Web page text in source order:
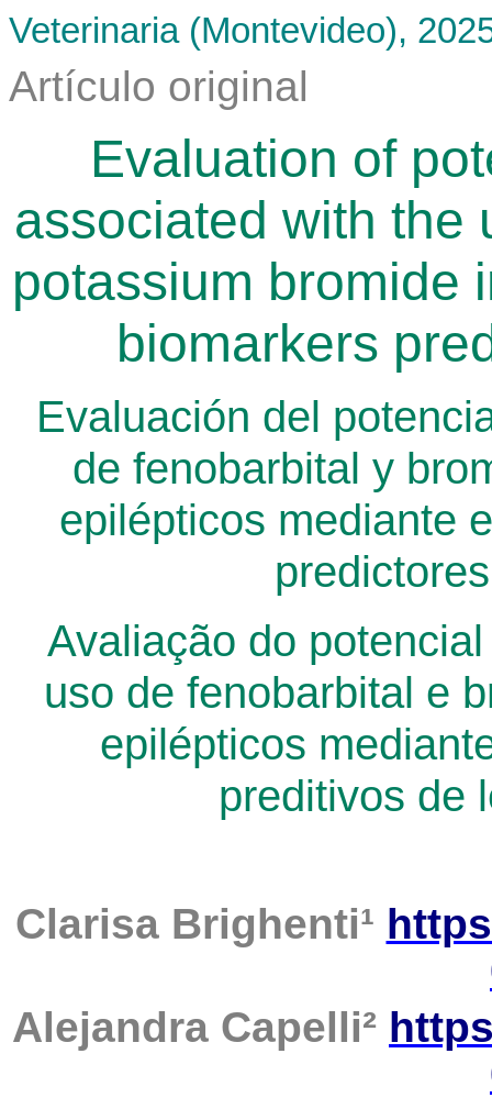
Veterinaria (Montevideo),
Artículo original
Evaluation of
associated with the
potassium bromide
biomarkers
Evaluación del
de fenobarbital y
epilépticos mediante
Avaliação do
uso de fenobarbital e
epilépticos
preditivos de
Clarisa Brighenti¹
Alejandra Capelli²